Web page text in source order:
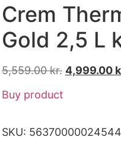
Crem
Gold 2,5 L
5,559.00kr. 4,999.00
Buy product
SKU: